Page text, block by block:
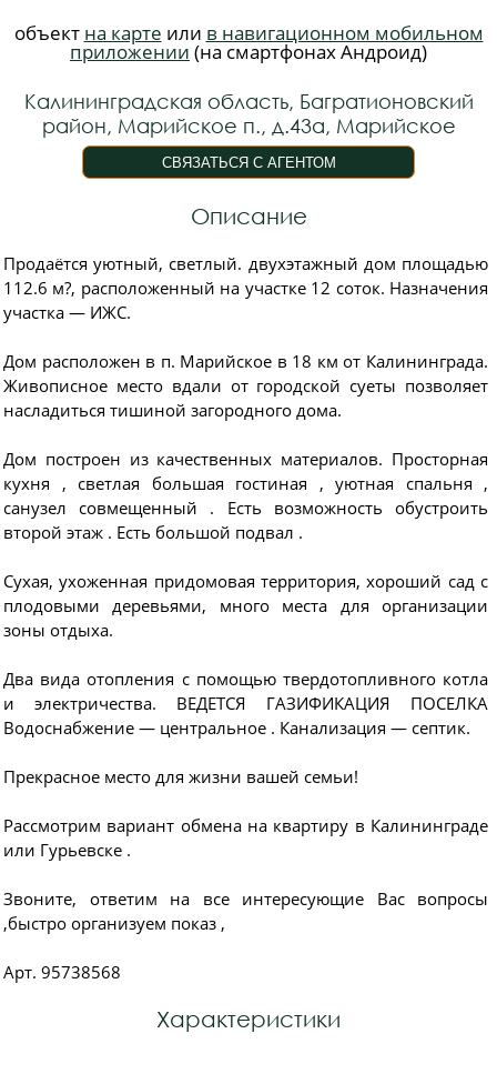
объект на карте или в навигационном мобильном
приложении (на смартфонах Андроид)
Калининградская область, Багратионовский
район, Марийское п., д.43а, Марийское
Описание
Продаётся уютный, светлый. двухэтажный дом площадью
112.6 м?, расположенный на участке 12 соток. Назначения
участка — ИЖС.
Дом расположен в п. Марийское в 18 км от Калининграда.
Живописное место вдали от городской суеты позволяет
насладиться тишиной загородного дома.
Дом построен из качественных материалов. Просторная
кухня , светлая большая гостиная , уютная спальня ,
санузел совмещенный . Есть возможность обустроить
второй этаж . Есть большой подвал .
Сухая, ухоженная придомовая территория, хороший сад с
плодовыми деревьями, много места для организации
зоны отдыха.
Два вида отопления с помощью твердотопливного котла
и электричества. ВЕДЕТСЯ ГАЗИФИКАЦИЯ ПОСЕЛКА
Водоснабжение — центральное . Канализация — септик.
Прекрасное место для жизни вашей семьи!
Рассмотрим вариант обмена на квартиру в Калининграде
или Гурьевске .
Звоните, ответим на все интересующие Вас вопросы
,быстро организуем показ ,
Арт. 95738568
Характеристики